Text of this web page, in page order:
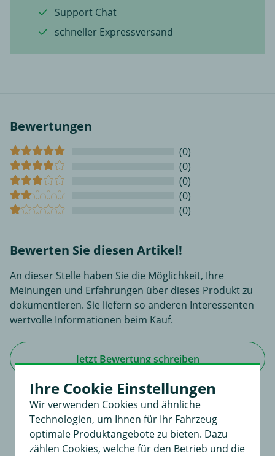
Support Chat
schneller Expressversand
Bewertungen
(0)
(0)
(0)
(0)
(0)
Bewerten Sie diesen Artikel!
An dieser Stelle haben Sie die Möglichkeit, Ihre
Meinungen und Erfahrungen über dieses Produkt zu
dokumentieren. Sie liefern so anderen Interessenten
wertvolle Informationen beim Kauf.
Jetzt Bewertung schreiben
Für dieses Produkt existiert noch keine
Bewertung
Ihre Cookie Einstellungen
Wir verwenden Cookies und ähnliche
Technologien, um Ihnen für Ihr Fahrzeug
optimale Produktangebote zu bieten. Dazu
zählen Cookies, welche für den Betrieb und die